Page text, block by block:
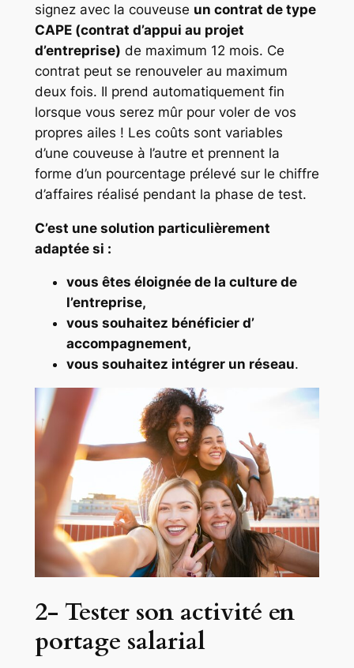
signez avec la couveuse un contrat de type
CAPE (contrat d’appui au projet
d’entreprise) de maximum 12 mois. Ce
contrat peut se renouveler au maximum
deux fois. Il prend automatiquement fin
lorsque vous serez mûr pour voler de vos
propres ailes ! Les coûts sont variables
d’une couveuse à l’autre et prennent la
forme d’un pourcentage prélevé sur le chiffre
d’affaires réalisé pendant la phase de test.
C’est une solution particulièrement
adaptée si :
vous êtes éloignée de la culture de
l’entreprise,
vous souhaitez bénéficier d’
accompagnement,
vous souhaitez intégrer un réseau.
2- Tester son activité en
portage salarial